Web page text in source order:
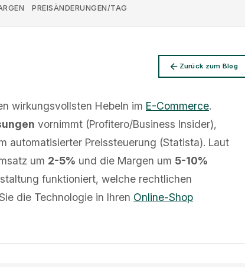
PREISÄNDERUNGEN/TAG
Zurück zum Blog
wirkungsvollsten Hebeln im E-Commerce.
vornimmt (Profitero/Business Insider),
automatisierter Preissteuerung (Statista). Laut
um 2-5% und die Margen um 5-10%
funktioniert, welche rechtlichen
die Technologie in Ihren Online-Shop